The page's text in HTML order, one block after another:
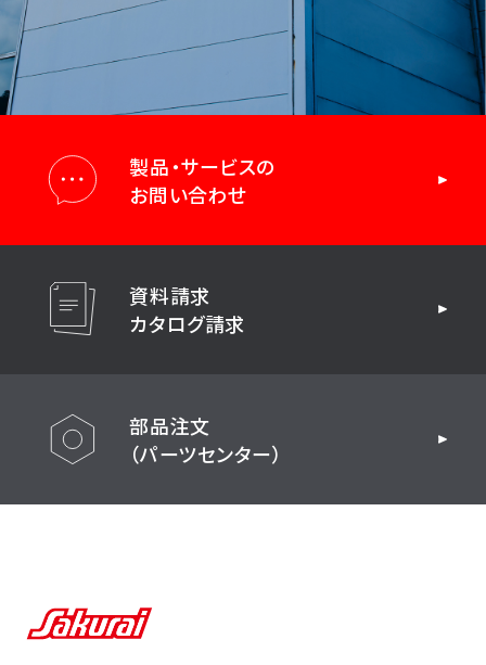
製品・サービスの
お問い合わせ
資料請求
カタログ請求
部品注文
（パーツセンター）